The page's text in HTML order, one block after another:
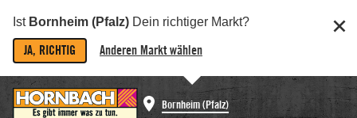
Ist Bornheim (Pfalz) Dein richtiger Markt?
JA, RICHTIG Anderen Markt wählen
Bornheim (Pfalz)